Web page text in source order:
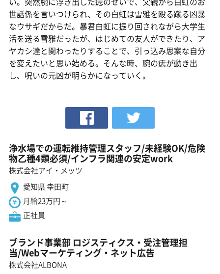
世話係を言いつけられ、その白虹は雪雅を殴る蹴る凶暴
なウサギだからだ。暴君白虹に振り回されながら大学生
活を送る雪雅だったが、はじめての友人ができたり、ア
ヤカシ達と関わったりすることで、引っ込み思案な自分
を変えたいと思い始める。そんな時、腕の痣が動き出
し、呪いの元凶が明らかになっていく。
浄水場での運転維持管理スタッフ/未経験OK/危険
物乙種4類必須/インフラ関連の安定work
株式会社アイ・メッツ
愛知県 幸田町
月給23万円～
正社員
ブランド事業部 ロジスティクス・受注管理担
当/Webマーケティング・ネット広告
株式会社ALBONA